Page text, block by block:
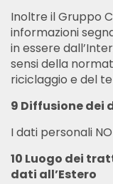
Inoltre il Gruppo
informazioni
in essere
sensi della
riciclaggio e del
9 Diffusione dei
I dati personali
10 Luogo dei
dati all’Estero